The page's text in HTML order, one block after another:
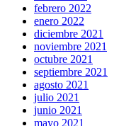
febrero 2022
enero 2022
diciembre 2021
noviembre 2021
octubre 2021
septiembre 2021
agosto 2021
julio 2021
junio 2021
mayo 2021